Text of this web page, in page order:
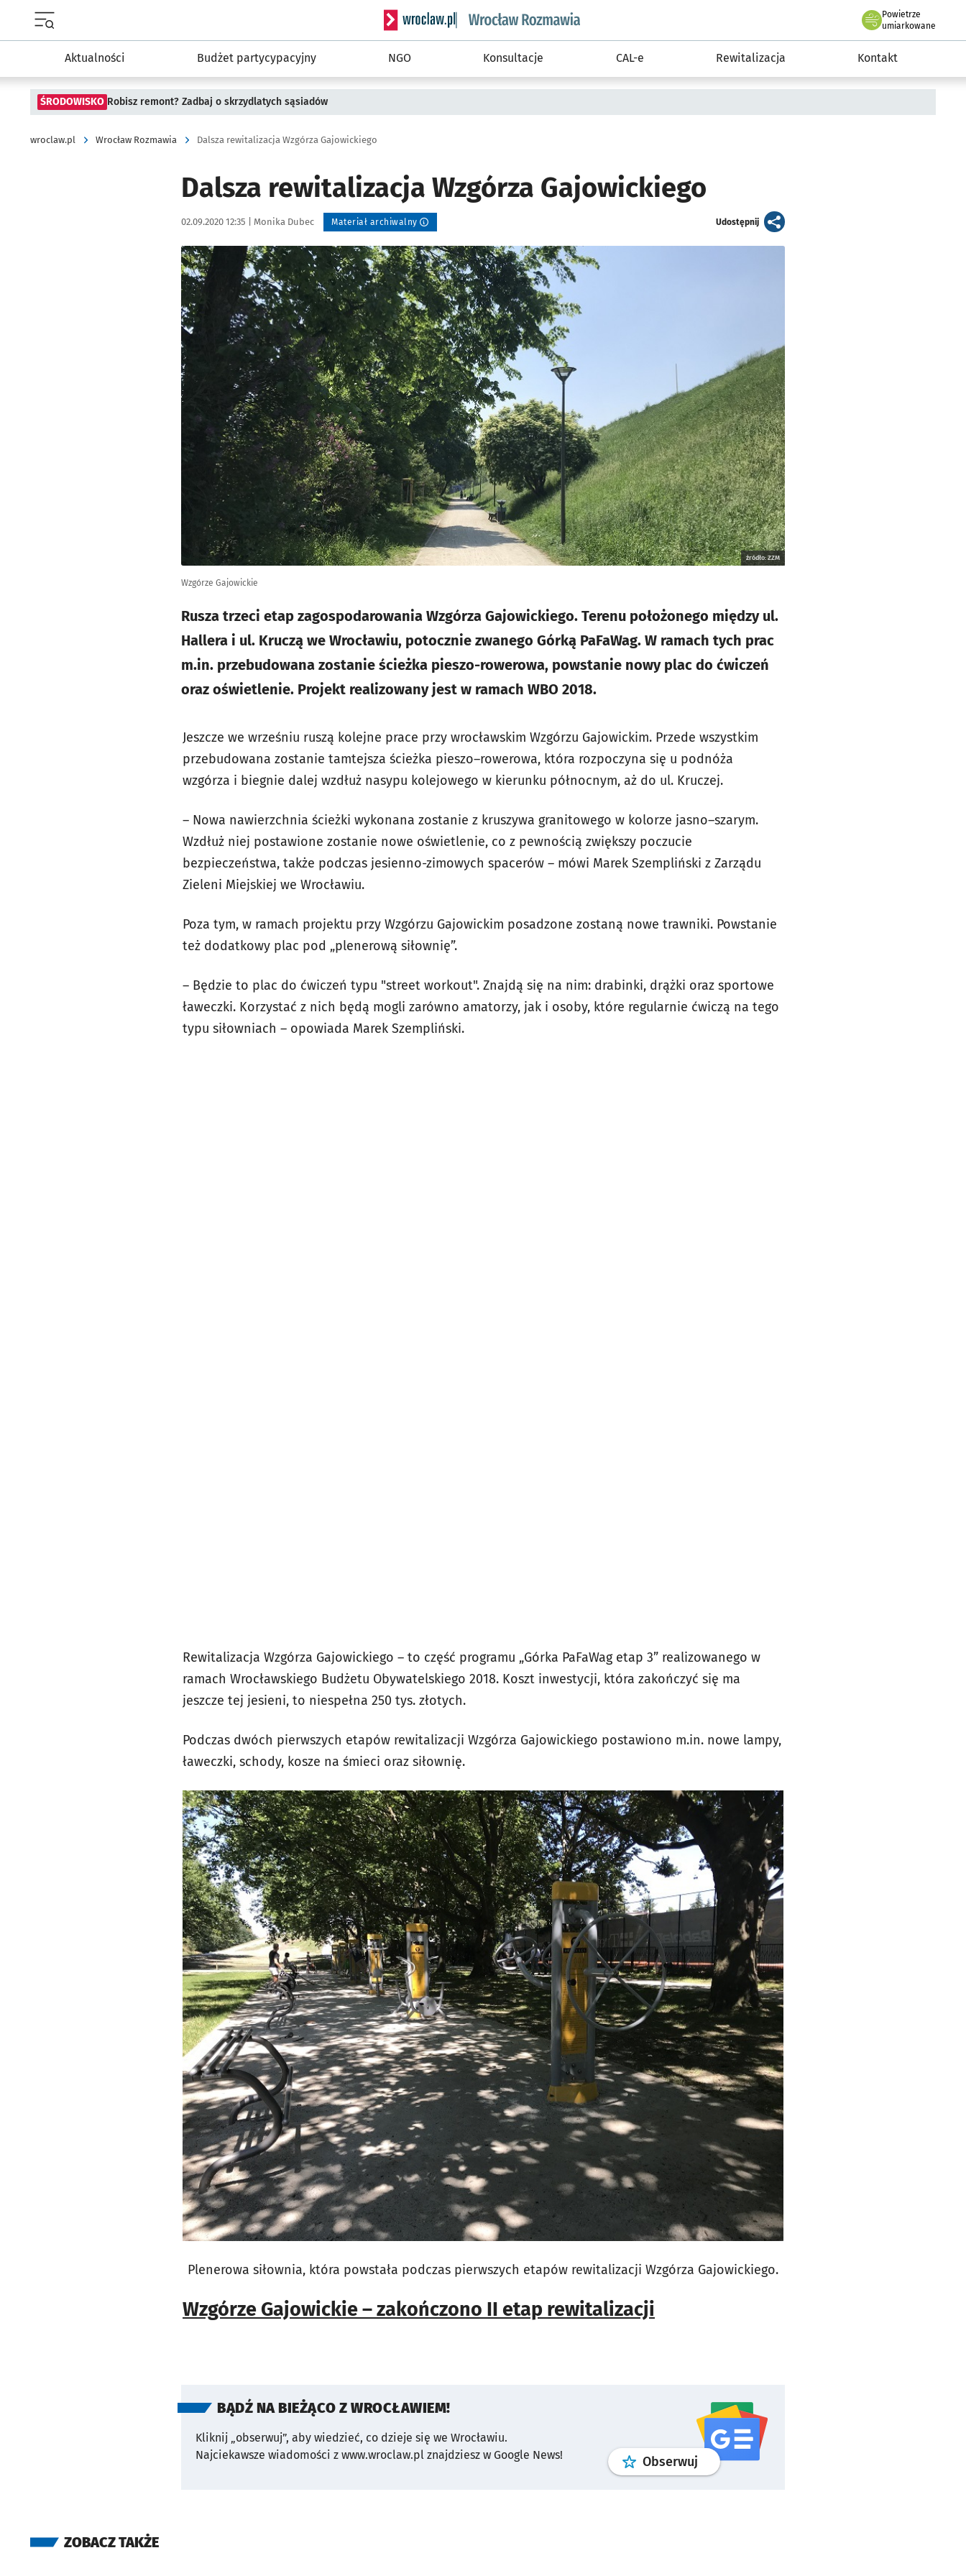
Serwis informacyjny wroclaw.pl podserwis: Rozmawia
Powietrze
we Wrocławiu
umiarkowane
Aktualności Budżet partycypacyjny NGO Konsultacje CAL-e Rewitalizacja Kontakt
ŚRODOWISKO Robisz remont? Zadbaj o skrzydlatych sąsiadów
wroclaw.pl Wrocław Rozmawia Dalsza rewitalizacja Wzgórza Gajowickiego
Dalsza rewitalizacja Wzgórza Gajowickiego
Data publikacji:
02.09.2020 12:35 | Autor:
Monika Dubec Materiał archiwalny Udostępnijartykuł
Kliknij, aby powiększyć
źródło: ZZM
Wzgórze Gajowickie
Rusza trzeci etap zagospodarowania Wzgórza Gajowickiego. Terenu położonego między ul.
Hallera i ul. Kruczą we Wrocławiu, potocznie zwanego Górką PaFaWag. W ramach tych prac
m.in. przebudowana zostanie ścieżka pieszo-rowerowa, powstanie nowy plac do ćwiczeń
oraz oświetlenie. Projekt realizowany jest w ramach WBO 2018.
Jeszcze we wrześniu ruszą kolejne prace przy wrocławskim Wzgórzu Gajowickim. Przede wszystkim
przebudowana zostanie tamtejsza ścieżka pieszo–rowerowa, która rozpoczyna się u podnóża
wzgórza i biegnie dalej wzdłuż nasypu kolejowego w kierunku północnym, aż do ul. Kruczej.
– Nowa nawierzchnia ścieżki wykonana zostanie z kruszywa granitowego w kolorze jasno–szarym.
Wzdłuż niej postawione zostanie nowe oświetlenie, co z pewnością zwiększy poczucie
bezpieczeństwa, także podczas jesienno-zimowych spacerów – mówi Marek Szempliński z Zarządu
Zieleni Miejskiej we Wrocławiu.
Poza tym, w ramach projektu przy Wzgórzu Gajowickim posadzone zostaną nowe trawniki. Powstanie
też dodatkowy plac pod „plenerową siłownię”.
– Będzie to plac do ćwiczeń typu "street workout". Znajdą się na nim: drabinki, drążki oraz sportowe
ławeczki. Korzystać z nich będą mogli zarówno amatorzy, jak i osoby, które regularnie ćwiczą na tego
typu siłowniach – opowiada Marek Szempliński.
Rewitalizacja Wzgórza Gajowickiego – to część programu „Górka PaFaWag etap 3” realizowanego w
ramach Wrocławskiego Budżetu Obywatelskiego 2018. Koszt inwestycji, która zakończyć się ma
jeszcze tej jesieni, to niespełna 250 tys. złotych.
Podczas dwóch pierwszych etapów rewitalizacji Wzgórza Gajowickiego postawiono m.in. nowe lampy,
ławeczki, schody, kosze na śmieci oraz siłownię.
Plenerowa siłownia, która powstała podczas pierwszych etapów rewitalizacji Wzgórza Gajowickiego.
Wzgórze Gajowickie – zakończono II etap rewitalizacji
BĄDŹ NA BIEŻĄCO Z WROCŁAWIEM!
Kliknij „obserwuj”, aby wiedzieć, co dzieje się we Wrocławiu.
Najciekawsze wiadomości z www.wroclaw.pl znajdziesz w Google News!
Obserwuj profilgoogle news
ZOBACZ TAKŻE